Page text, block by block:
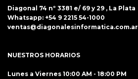
Diagonal 74 nº 3381 e/ 69 y 29 , La Plata
Whatsapp: +54 9 2215 54-1000
ventas@diagonalesinformatica.com.ar
NUESTROS HORARIOS
Lunes a Viernes 10:00 AM - 18:00 PM